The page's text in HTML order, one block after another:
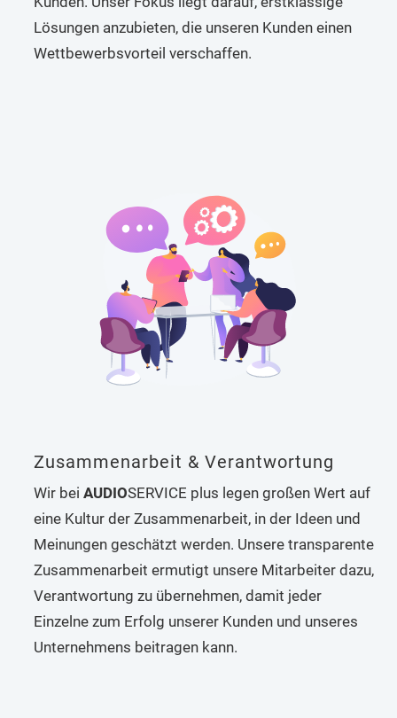
Lösungen anzubieten, die unseren Kunden einen
Wettbewerbsvorteil verschaffen.
Zusammenarbeit & Verantwortung
Wir bei AUDIOSERVICE plus legen großen Wert auf
eine Kultur der Zusammenarbeit, in der Ideen und
Meinungen geschätzt werden. Unsere transparente
Zusammenarbeit ermutigt unsere Mitarbeiter dazu,
Verantwortung zu übernehmen, damit jeder
Einzelne zum Erfolg unserer Kunden und unseres
Unternehmens beitragen kann.